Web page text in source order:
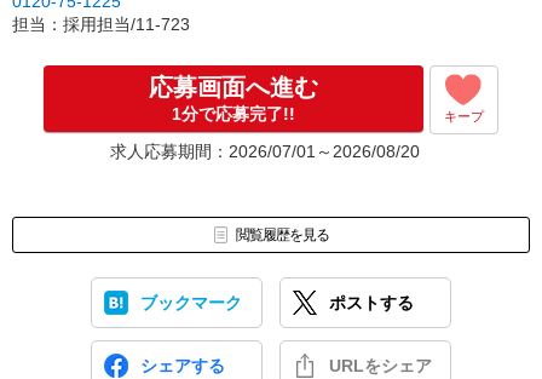
担当：採用担当/11-723
応募画面へ進む
1分で応募完了!! キープ
求人応募期間：2026/07/01～2026/08/20
閲覧履歴を見る
ブックマーク ポストする
シェアする URLをシェア